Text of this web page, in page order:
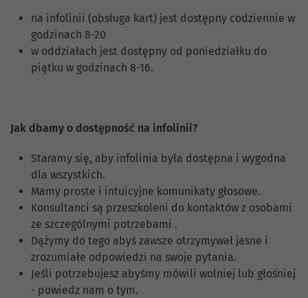
na infolinii (obsługa kart) jest dostępny codziennie w
godzinach 8-20
w oddziałach jest dostępny od poniedziałku do
piątku w godzinach 8-16.
Jak dbamy o dostępność na infolinii?
Staramy się, aby infolinia była dostępna i wygodna
dla wszystkich.
Mamy proste i intuicyjne komunikaty głosowe.
Konsultanci są przeszkoleni do kontaktów z osobami
ze szczególnymi potrzebami .
Dążymy do tego abyś zawsze otrzymywał jasne i
zrozumiałe odpowiedzi na swoje pytania.
Jeśli potrzebujesz abyśmy mówili wolniej lub głośniej
- powiedz nam o tym.